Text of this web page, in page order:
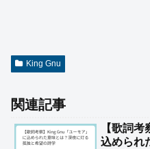
King Gnu
関連記事
【歌詞
込められ